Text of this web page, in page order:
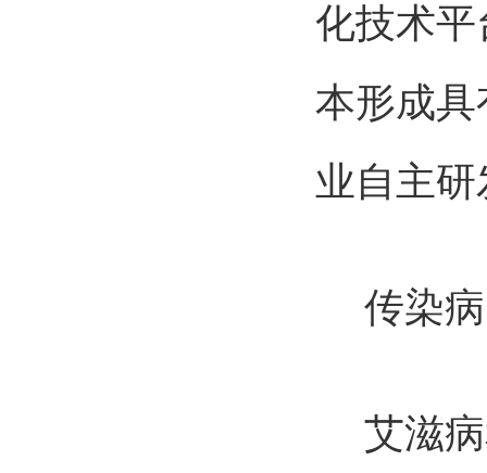
化技术
本形成
业自主
传染病
艾滋病